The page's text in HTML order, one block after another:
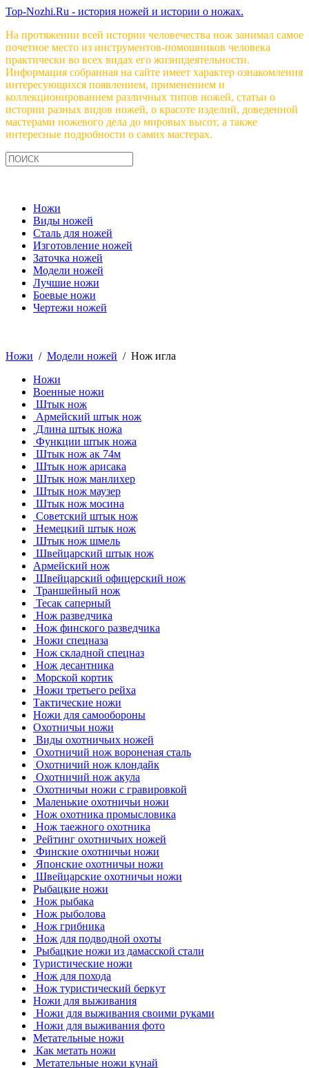
Top-Nozhi.Ru - история ножей и истории о ножах.
На протяжении всей истории человечества нож занимал самое
почетное место из инструментов-помошников человека
практически во всех видах его жизнидеятельности.
Информация собранная на сайте имеет характер ознакомления
интересующихся появлением, применением и
коллекционированием различных типов ножей, статьи о
истории разных видов ножей, о красоте изделий, доведенной
мастерами ножевого дела до мировых высот, а также
интересные подробности о самих мастерах.
Ножи
Виды ножей
Сталь для ножей
Изготовление ножей
Заточка ножей
Модели ножей
Лучшие ножи
Боевые ножи
Чертежи ножей
Ножи / Модели ножей / Нож игла
Ножи
Военные ножи
Штык нож
Армейский штык нож
Длина штык ножа
Функции штык ножа
Штык нож ак 74м
Штык нож арисака
Штык нож манлихер
Штык нож маузер
Штык нож мосина
Советский штык нож
Немецкий штык нож
Штык нож шмель
Швейцарский штык нож
Армейский нож
Швейцарский офицерский нож
Траншейный нож
Тесак саперный
Нож разведчика
Нож финского разведчика
Ножи спецназа
Нож складной спецназ
Нож десантника
Морской кортик
Ножи третьего рейха
Тактические ножи
Ножи для самообороны
Охотничьи ножи
Виды охотничьих ножей
Охотничий нож вороненая сталь
Охотничий нож клондайк
Охотничий нож акула
Охотничьи ножи с гравировкой
Маленькие охотничьи ножи
Нож охотника промысловика
Нож таежного охотника
Рейтинг охотничьих ножей
Финские охотничьи ножи
Японские охотничьи ножи
Швейцарские охотничьи ножи
Рыбацкие ножи
Нож рыбака
Нож рыболова
Нож грибника
Нож для подводной охоты
Рыбацкие ножи из дамасской стали
Туристические ножи
Нож для похода
Нож туристический беркут
Ножи для выживания
Ножи для выживания своими руками
Ножи для выживания фото
Метательные ножи
Как метать ножи
Метательные ножи кунай